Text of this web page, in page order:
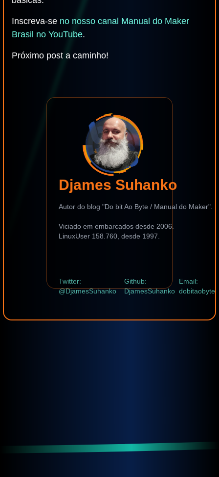
Inscreva-se no nosso canal Manual do Maker
Brasil no YouTube.
Próximo post a caminho!
Djames Suhanko
Autor do blog "Do bit Ao Byte / Manual do Maker".
Viciado em embarcados desde 2006.
LinuxUser 158.760, desde 1997.
Twitter:
@DjamesSuhanko
Github:
DjamesSuhanko
Email: